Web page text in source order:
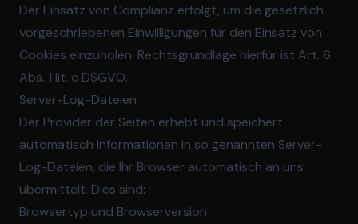
Der Einsatz von Complianz erfolgt, um die gesetzlich
vorgeschriebenen Einwilligungen für den Einsatz von
Cookies einzuholen. Rechtsgrundlage hierfür ist Art. 6
Abs. 1 lit. c DSGVO.
Server-Log-Dateien
Der Provider der Seiten erhebt und speichert
automatisch Informationen in so genannten Server-
Log-Dateien, die Ihr Browser automatisch an uns
übermittelt. Dies sind:
Browsertyp und Browserversion